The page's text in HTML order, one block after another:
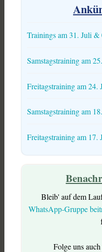
Trainings am 31. Juli
Samstagstraining am
Freitagstraining am 24.
Samstagstraining am
Freitagstraining am 17.
Bleib' auf dem
WhatsApp-Gruppe
Folge uns